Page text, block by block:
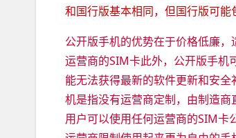
和国行版基本相同，但国行版可能
公开版手机的优势在于价格低廉
运营商的SIM卡此外，公开版手机
能无法获得最新的软件更新和安
机是指没有运营商定制，由制造商
用户可以使用任何运营商的SIM卡